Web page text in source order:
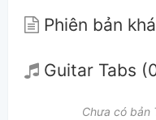
Phiên bản
Guitar Tabs
Chưa có bản